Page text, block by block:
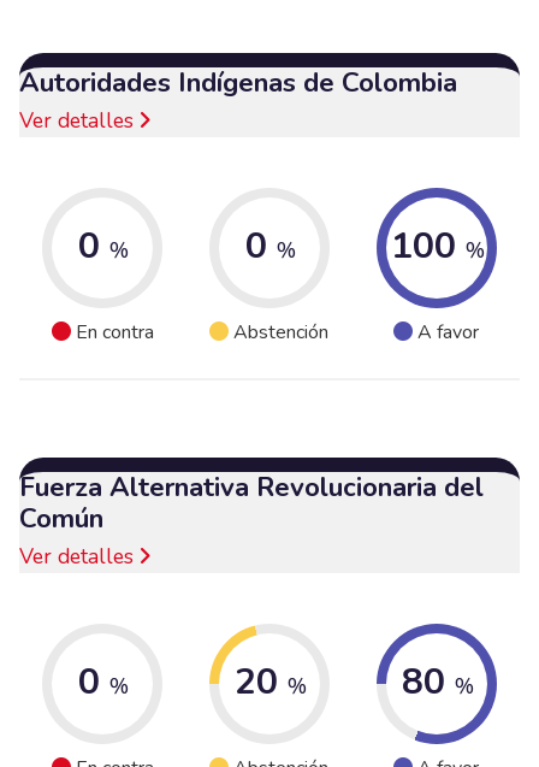
Autoridades Indígenas de Colombia
Ver detalles
0 %
En contra
0 %
Abstención
100 %
A favor
Fuerza Alternativa Revolucionaria del
Común
Ver detalles
0 % 20 % 80 %